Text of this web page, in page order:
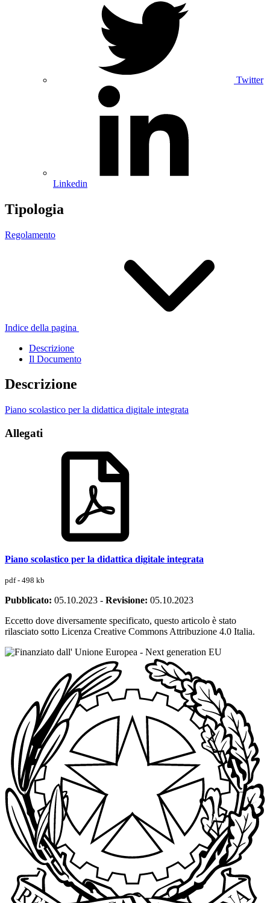
Twitter
Linkedin
Tipologia
Regolamento
Indice della pagina
Descrizione
Il Documento
Descrizione
Piano scolastico per la didattica digitale integrata
Allegati
Piano scolastico per la didattica digitale integrata
pdf - 498 kb
Pubblicato: 05.10.2023 - Revisione: 05.10.2023
Eccetto dove diversamente specificato, questo articolo è stato
rilasciato sotto Licenza Creative Commons Attribuzione 4.0 Italia.